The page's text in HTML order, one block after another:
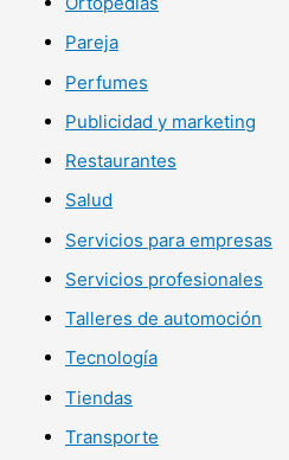
Pareja
Perfumes
Publicidad y marketing
Restaurantes
Salud
Servicios para empresas
Servicios profesionales
Talleres de automoción
Tecnología
Tiendas
Transporte